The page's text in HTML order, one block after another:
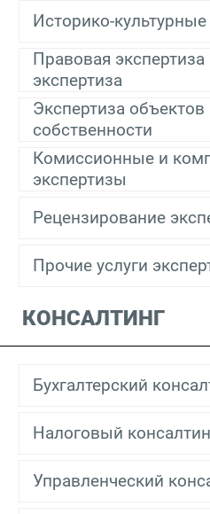
Историко-
Правовая
экспертиза
Экспертиза
собственности
Комиссионные и
экспертизы
Рецензирование
Прочие услуги
КОНСАЛТИНГ
Бухгалтерский
Налоговый
Управленческий